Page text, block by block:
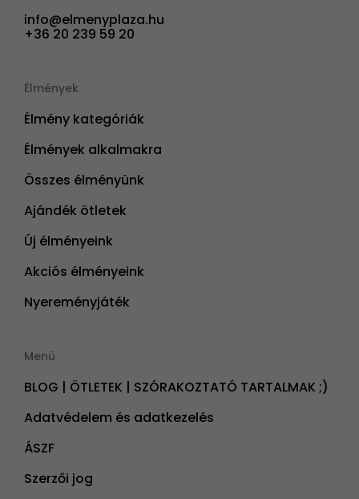
info@elmenyplaza.hu
+36 20 239 59 20
Élmények
Élmény kategóriák
Élmények alkalmakra
Összes élményünk
Ajándék ötletek
Új élményeink
Akciós élményeink
Nyereményjáték
Menü
BLOG | ÖTLETEK | SZÓRAKOZTATÓ TARTALMAK ;)
Adatvédelem és adatkezelés
ÁSZF
Szerzői jog